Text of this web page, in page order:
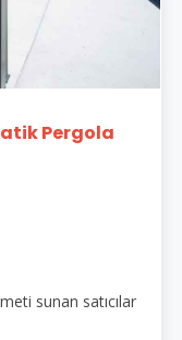
Pergola
sunan satıcılar